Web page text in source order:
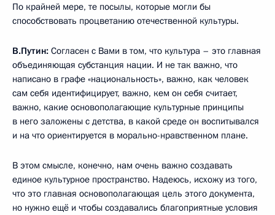
По крайней мере, те посылы, которые могли бы
способствовать процветанию отечественной культуры.
В.Путин: Согласен с Вами в том, что культура – это главная
объединяющая субстанция нации. И не так важно, что
написано в графе «национальность», важно, как человек
сам себя идентифицирует, важно, кем он себя считает,
важно, какие основополагающие культурные принципы
в него заложены с детства, в какой среде он воспитывался
и на что ориентируется в морально-нравственном плане.
В этом смысле, конечно, нам очень важно создавать
единое культурное пространство. Надеюсь, исхожу из того,
что это главная основополагающая цель этого документа,
но нужно ещё и чтобы создавались благоприятные условия